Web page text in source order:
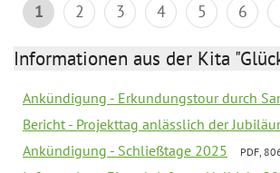
1 2 3 4 5 6
Informationen aus der Kita
Ankündigung - Erkundungstour durch
Bericht - Projekttag anlässlich der
Ankündigung - Schließtage 2025 PDF,